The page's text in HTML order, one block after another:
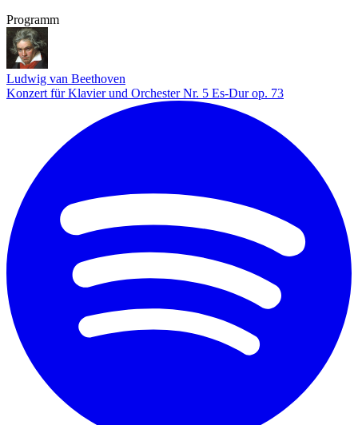
Programm
Ludwig van Beethoven
Konzert für Klavier und Orchester Nr. 5 Es-Dur op. 73